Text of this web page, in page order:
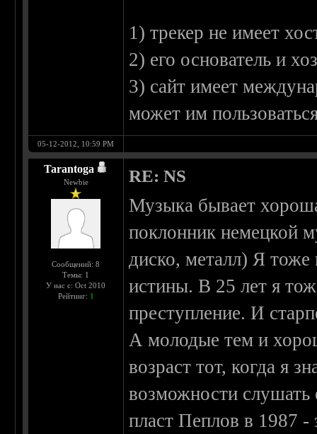
1) трекер не имеет
2) его основатель и
3) сайт имеет
может им
05-12-2012, 10:59 PM
Tarantoga
Newbie
Сообщений: 8
Темы: 1
У нас с: Oct 2010
Рейтинг: 1
RE: NS
Музыка бывает
поклонник немецкой
диско, металл) Я тоже
истины. В 25 лет я
преступление. И
А молодые тем и
возраст тот, когда я
возможности слушать
пласт Пеплов в 1987 -